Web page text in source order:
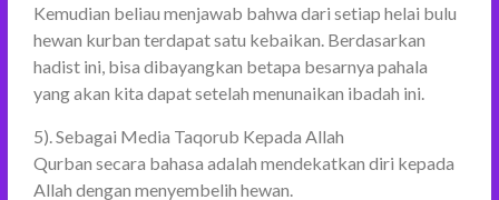
Kemudian beliau menjawab bahwa dari setiap helai bulu
hewan kurban terdapat satu kebaikan. Berdasarkan
hadist ini, bisa dibayangkan betapa besarnya pahala
yang akan kita dapat setelah menunaikan ibadah ini.
5). Sebagai Media Taqorub Kepada Allah
Qurban secara bahasa adalah mendekatkan diri kepada
Allah dengan menyembelih hewan.